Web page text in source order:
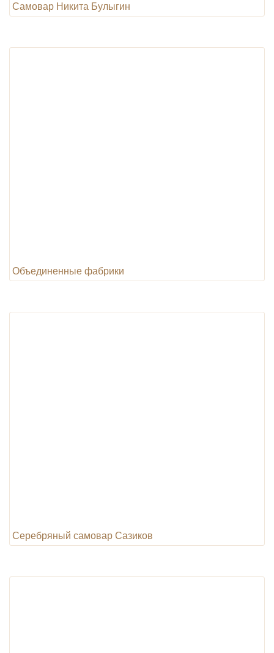
Самовар Никита Булыгин
Объединенные фабрики
Серебряный самовар Сазиков